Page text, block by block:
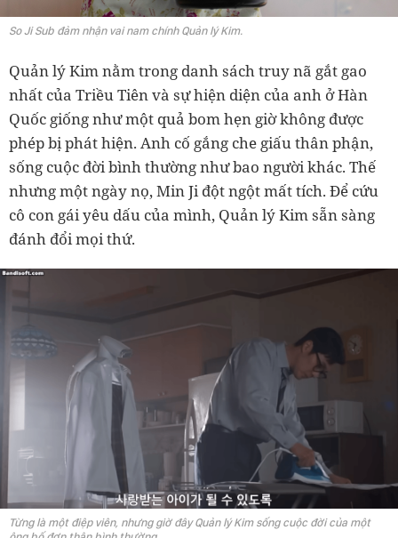
So Ji Sub đảm nhận vai nam chính Quản lý Kim.
Quản lý Kim nằm trong danh sách truy nã gắt gao
nhất của Triều Tiên và sự hiện diện của anh ở Hàn
Quốc giống như một quả bom hẹn giờ không được
phép bị phát hiện. Anh cố gắng che giấu thân phận,
sống cuộc đời bình thường như bao người khác. Thế
nhưng một ngày nọ, Min Ji đột ngột mất tích. Để cứu
cô con gái yêu dấu của mình, Quản lý Kim sẵn sàng
đánh đổi mọi thứ.
Từng là một điệp viên, nhưng giờ đây Quản lý Kim sống cuộc đời của một